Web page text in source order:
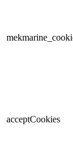
acceptCookies